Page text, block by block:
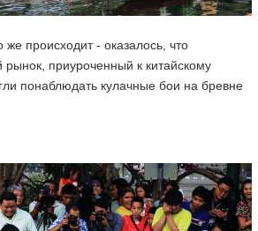
же происходит - оказалось, что
рынок, приуроченный к китайскому
понаблюдать кулачные бои на бревне